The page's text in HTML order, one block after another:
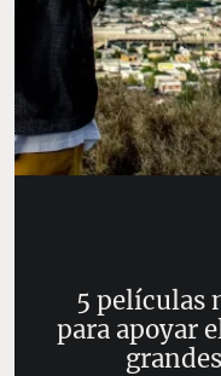
5 películas
para apoyar